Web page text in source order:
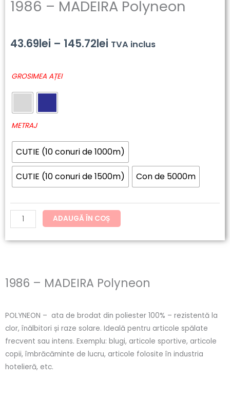
1986 – MADEIRA Polyneon
43.69lei – 145.72lei Interval
la
145.72lei
TVA inclus
GROSIMEA AȚEI
METRAJ
CUTIE (10 conuri de 1000m)
CUTIE (10 conuri de 1500m) Con de 5000m
Cantitate
MADEIRA
Polyneon
ADAUGĂ ÎN COȘ
1986 – MADEIRA Polyneon
POLYNEON – ata de brodat din poliester 100% – rezistentă la
clor, înălbitori și raze solare. Ideală pentru articole spălate
frecvent sau intens. Exemplu: blugi, articole sportive, articole
copii, îmbrăcăminte de lucru, articole folosite în industria
hotelieră, etc.